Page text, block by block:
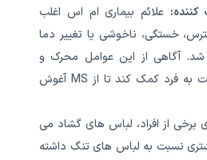
کننده: علائم بیماری ام اس اغلب
خستگی، ناخوشی یا تغییر دما
آگاهی از این عوامل محرک و
اجتناب از آنها ممکن است به فرد کمک کند تا از MS آغوش
برخی از افراد، لباس های گشاد می
نسبت به لباس های تنگ داشته